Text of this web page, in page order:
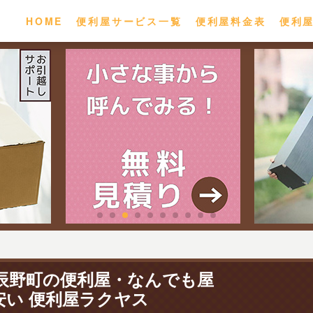
HOME 便利屋サービス一覧 便利屋料金表 便利
野町の便利屋・なんでも屋
い 便利屋ラクヤス